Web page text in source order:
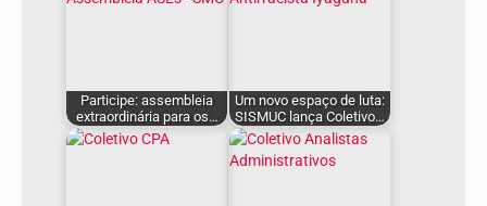
Participe: assembleia
extraordinária para os…
Um novo espaço de luta:
SISMUC lança Coletivo…